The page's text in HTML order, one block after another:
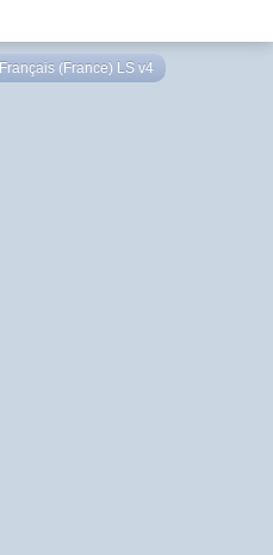
Français (France) LS v4